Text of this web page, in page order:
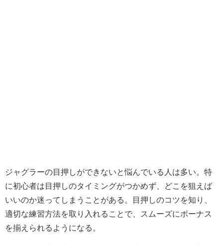
ジャグラーの目押しができないと悩んでいる人は多い。特
に初心者は目押しのタイミングがつかめず、どこを狙えば
いいのか迷ってしまうことがある。目押しのコツを知り、
適切な練習方法を取り入れることで、スムーズにボーナス
を揃えられるようになる。